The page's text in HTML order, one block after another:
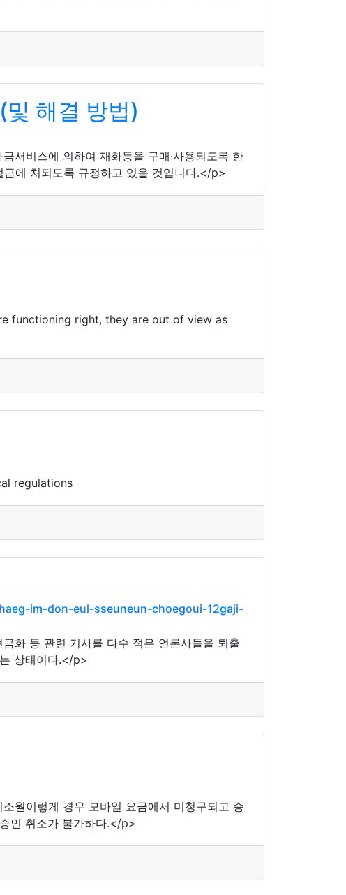
해결 방법)
서비스에 의하여 재화등을 구매·사용되도록 한
에 처되도록 규정하고 있을 것입니다.</p>
functioning right, they are out of view as
regulations
im-don-eul-sseuneun-choegoui-12gaji-
화 등 관련 기사를 다수 적은 언론사들을 퇴출
상태이다.</p>
월이렇게 경우 모바일 요금에서 미청구되고 승
인 취소가 불가하다.</p>